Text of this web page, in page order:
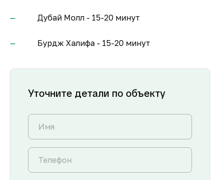
Дубай Молл - 15-20 минут
Бурдж Халифа - 15-20 минут
Уточните детали по объекту